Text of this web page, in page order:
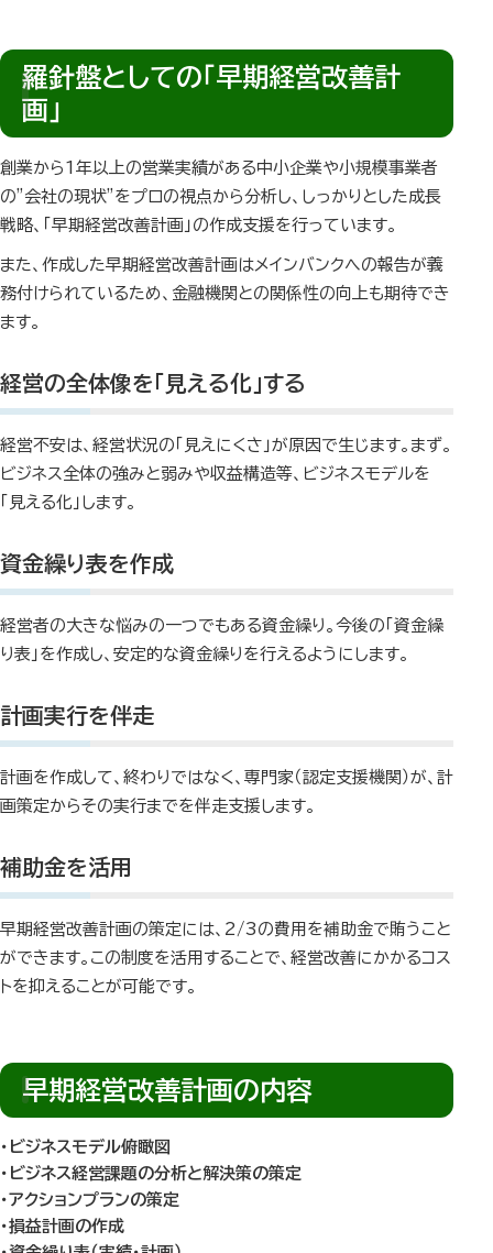
羅針盤としての「早期経営改善計
画」
創業から1年以上の営業実績がある中小企業や小規模事業者
の”会社の現状”をプロの視点から分析し、しっかりとした成長
戦略、「早期経営改善計画」の作成支援を行っています。
また、作成した早期経営改善計画はメインバンクへの報告が義
務付けられているため、金融機関との関係性の向上も期待でき
ます。
経営の全体像を「見える化」する
経営不安は、経営状況の「見えにくさ」が原因で生じます。まず。
ビジネス全体の強みと弱みや収益構造等、ビジネスモデルを
「見える化」します。
資金繰り表を作成
経営者の大きな悩みの一つでもある資金繰り。今後の「資金繰
り表」を作成し、安定的な資金繰りを行えるようにします。
計画実行を伴走
計画を作成して、終わりではなく、専門家（認定支援機関）が、計
画策定からその実行までを伴走支援します。
補助金を活用
早期経営改善計画の策定には、2/3の費用を補助金で賄うこと
ができます。この制度を活用することで、経営改善にかかるコス
トを抑えることが可能です。
早期経営改善計画の内容
・ビジネスモデル俯瞰図
・ビジネス経営課題の分析と解決策の策定
・アクションプランの策定
・損益計画の作成